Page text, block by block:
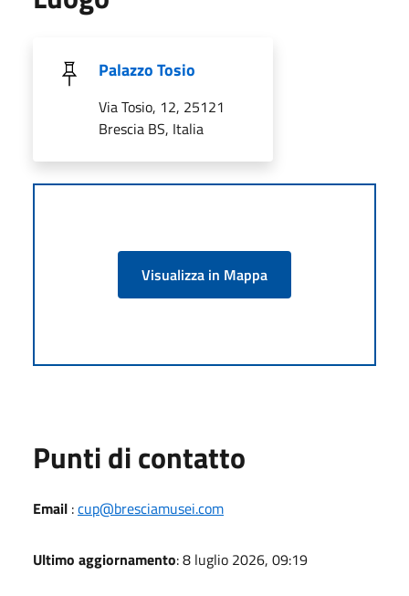
Palazzo Tosio
Via Tosio, 12, 25121
Brescia BS, Italia
Visualizza in Mappa
Punti di contatto
Email :cup@bresciamusei.com
Ultimo aggiornamento: 8 luglio 2026, 09:19